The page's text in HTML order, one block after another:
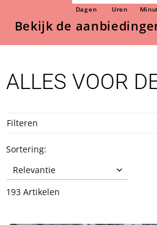
Dagen Uren
Bekijk de
ALLES VOOR
Filteren
Sortering:
193 Artikelen